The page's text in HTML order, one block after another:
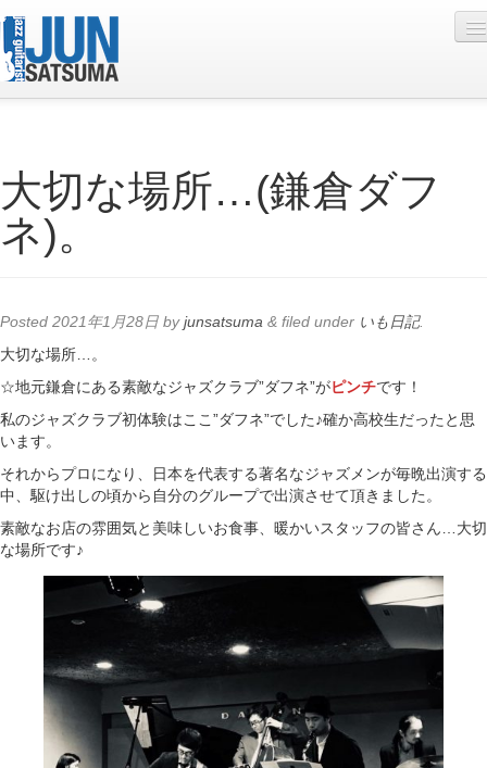
Live Schedule
Discography
Contact
YouTube
Online Lesson
大切な場所…(鎌倉ダフ
ネ)。
Posted 2021年1月28日 byjunsatsuma & filed under いも日記.
大切な場所…。
☆地元鎌倉にある素敵なジャズクラブ”ダフネ”がピンチです！
私のジャズクラブ初体験はここ”ダフネ”でした♪確か高校生だったと思
います。
それからプロになり、日本を代表する著名なジャズメンが毎晩出演する
中、駆け出しの頃から自分のグループで出演させて頂きました。
素敵なお店の雰囲気と美味しいお食事、暖かいスタッフの皆さん…大切
な場所です♪